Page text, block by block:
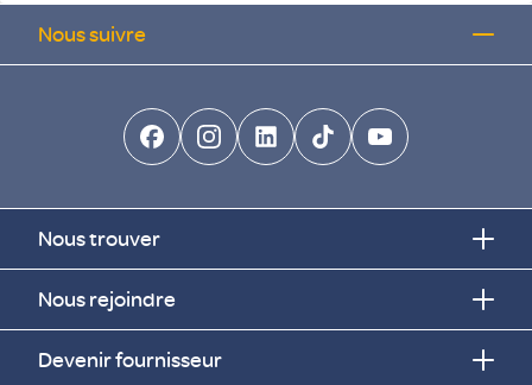
Nous suivre
facebook-brands
instagramlinkedin-brands
tiktok-brands
youtube
Nous trouver
Nous rejoindre
Devenir fournisseur